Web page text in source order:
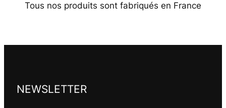
Tous nos produits sont fabriqués en France
NEWSLETTER